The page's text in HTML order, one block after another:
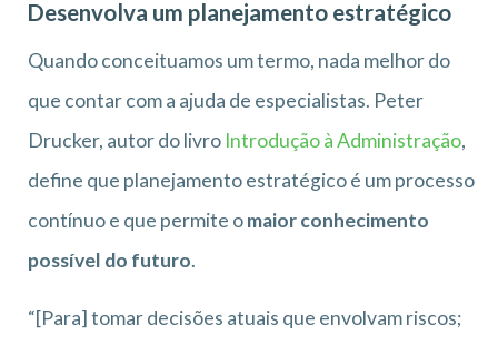
Desenvolva um planejamento estratégico
Quando conceituamos um termo, nada melhor do
que contar com a ajuda de especialistas. Peter
Drucker, autor do livro Introdução à Administração,
define que planejamento estratégico é um processo
contínuo e que permite omaior conhecimento
possível do futuro.
“[Para] tomar decisões atuais que envolvam riscos;